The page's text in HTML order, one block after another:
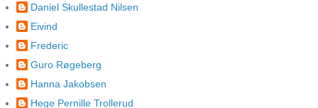
Daniel Skullestad Nilsen
Eivind
Frederic
Guro Røgeberg
Hanna Jakobsen
Hege Pernille Trollerud